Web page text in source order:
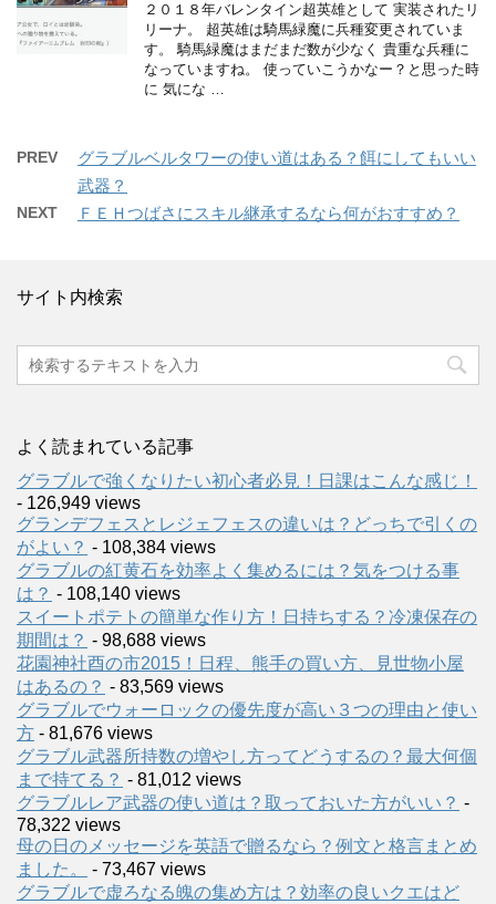
２０１８年バレンタイン超英雄として 実装されたリ
リーナ。 超英雄は騎馬緑魔に兵種変更されていま
す。 騎馬緑魔はまだまだ数が少なく 貴重な兵種に
なっていますね。 使っていこうかなー？と思った時
に 気にな …
PREV
グラブルベルタワーの使い道はある？餌にしてもいい
武器？
NEXT ＦＥＨつばさにスキル継承するなら何がおすすめ？
サイト内検索
よく読まれている記事
グラブルで強くなりたい初心者必見！日課はこんな感じ！
- 126,949 views
グランデフェスとレジェフェスの違いは？どっちで引くの
がよい？ - 108,384 views
グラブルの紅黄石を効率よく集めるには？気をつける事
は？ - 108,140 views
スイートポテトの簡単な作り方！日持ちする？冷凍保存の
期間は？ - 98,688 views
花園神社酉の市2015！日程、熊手の買い方、見世物小屋
はあるの？ - 83,569 views
グラブルでウォーロックの優先度が高い３つの理由と使い
方 - 81,676 views
グラブル武器所持数の増やし方ってどうするの？最大何個
まで持てる？ - 81,012 views
グラブルレア武器の使い道は？取っておいた方がいい？ -
78,322 views
母の日のメッセージを英語で贈るなら？例文と格言まとめ
ました。
- 73,467 views
グラブルで虚ろなる魄の集め方は？効率の良いクエはど